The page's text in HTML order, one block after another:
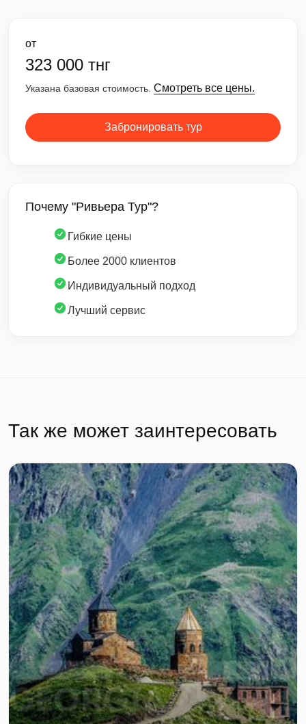
от
323 000 тнг
Указана базовая стоимость. Смотреть все цены.
Забронировать тур
Почему "Ривьера Тур"?
Гибкие цены
Более 2000 клиентов
Индивидуальный подход
Лучший сервис
Так же может заинтересовать